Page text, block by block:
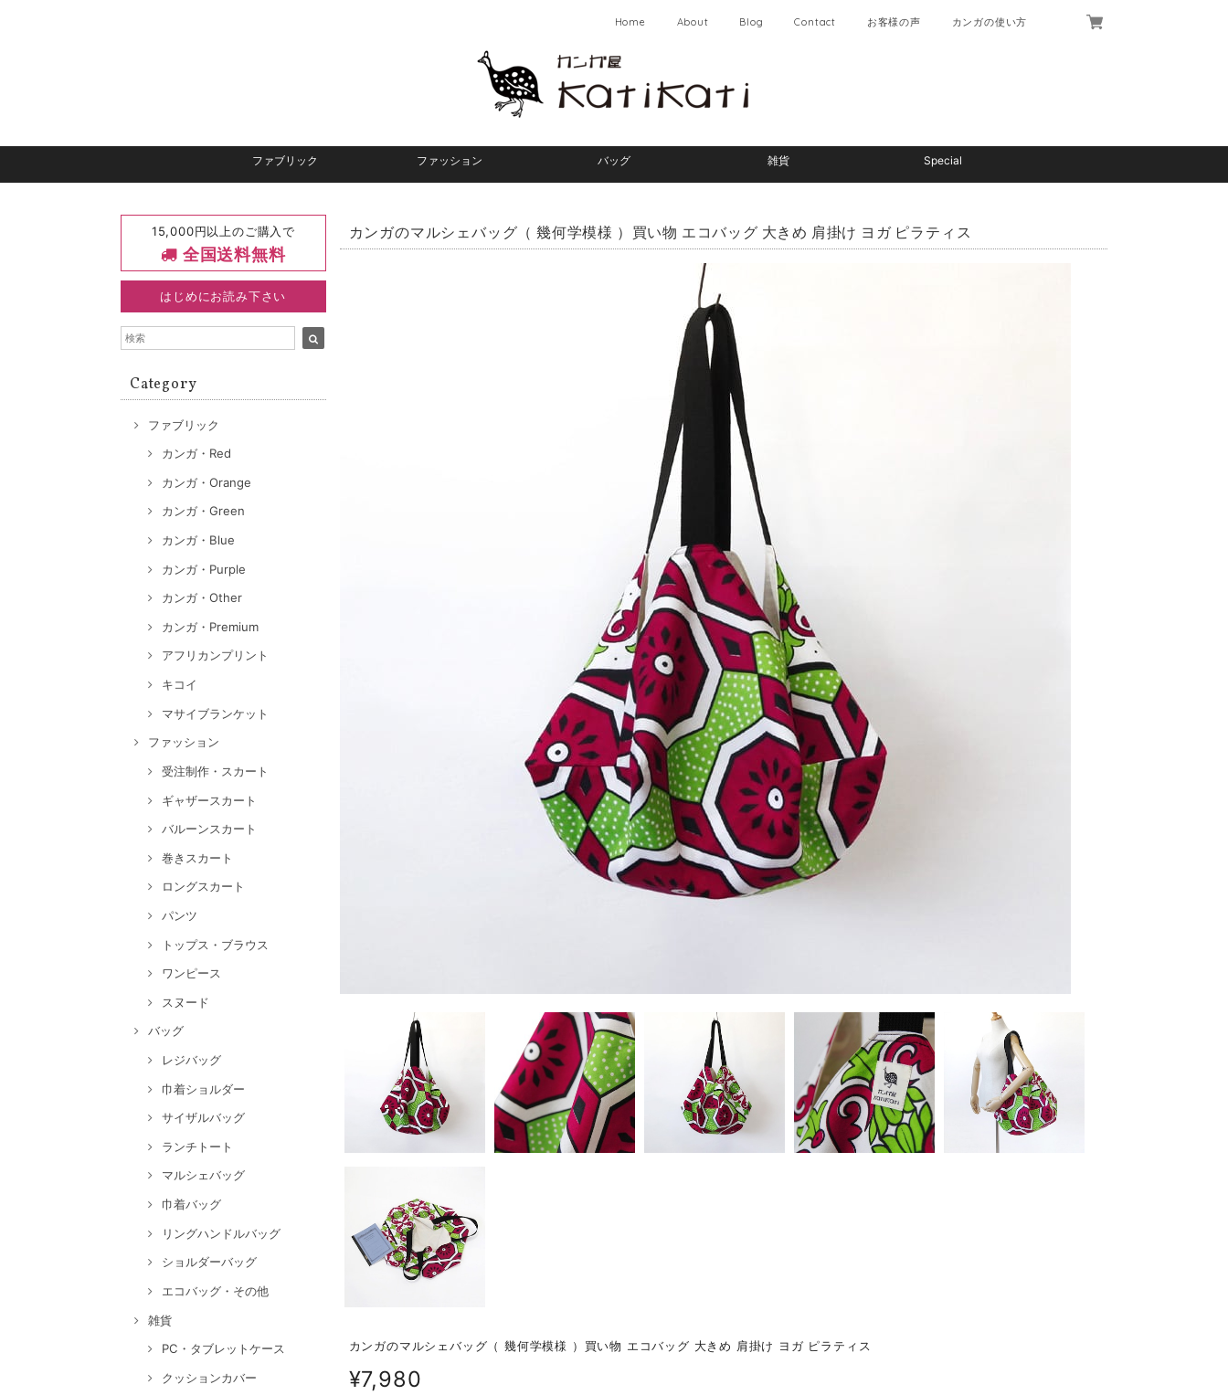
Home About Blog Contact お客様の声 カンガの使い方
ファブリック ファッション バッグ 雑貨 Special
15,000円以上のご購入で
全国送料無料
はじめにお読み下さい
Category
ファブリック
カンガ・Red
カンガ・Orange
カンガ・Green
カンガ・Blue
カンガ・Purple
カンガ・Other
カンガ・Premium
アフリカンプリント
キコイ
マサイブランケット
ファッション
受注制作・スカート
ギャザースカート
バルーンスカート
巻きスカート
ロングスカート
パンツ
トップス・ブラウス
ワンピース
スヌード
バッグ
レジバッグ
巾着ショルダー
サイザルバッグ
ランチトート
マルシェバッグ
巾着バッグ
リングハンドルバッグ
ショルダーバッグ
エコバッグ・その他
雑貨
PC・タブレットケース
クッションカバー
カンガのマルシェバッグ（ 幾何学模様 ）買い物 エコバッグ 大きめ 肩掛け ヨガ ピラティス
カンガのマルシェバッグ（ 幾何学模様 ）買い物 エコバッグ 大きめ 肩掛け ヨガ ピラティス
¥7,980